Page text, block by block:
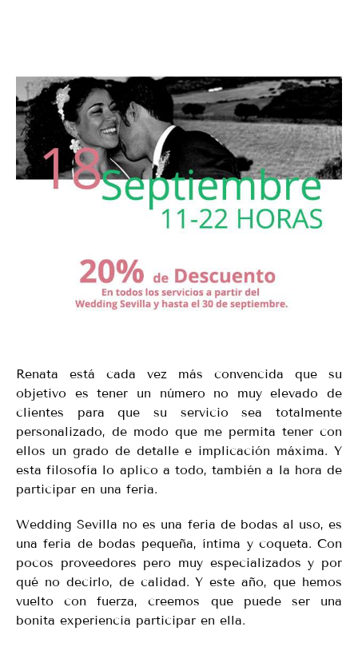
Renata está cada vez más convencida que su
objetivo es tener un número no muy elevado de
clientes para que su servicio sea totalmente
personalizado, de modo que me permita tener con
ellos un grado de detalle e implicación máxima. Y
esta filosofía lo aplico a todo, también a la hora de
participar en una feria.
Wedding Sevilla no es una feria de bodas al uso, es
una feria de bodas pequeña, íntima y coqueta. Con
pocos proveedores pero muy especializados y por
qué no decirlo, de calidad. Y este año, que hemos
vuelto con fuerza, creemos que puede ser una
bonita experiencia participar en ella.